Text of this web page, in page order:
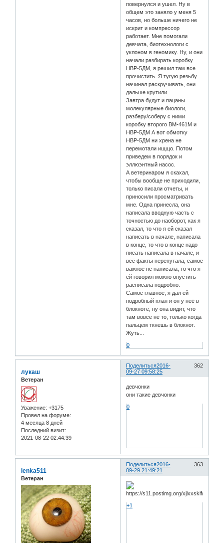
повернулся и ушел. Ну в
общем это заняло у меня 5
часов, но больше ничего не
искрит и компрессор
работает. Мне помогали
девчата, биотехнологи с
уклоном в геномику. Ну, и они
начали разбирать коробку
НВР-5ДМ, я решил там все
прочистить. Я тугую резьбу
начинал раскручивать, они
дальше крутили.
Завтра будут и пацаны
молекулярные биологи,
разберу/соберу с ними
коробку второго ВМ-461М и
НВР-5ДМ А вот обмотку
НВР-5ДМ ни хрена не
перемотали ищщо. Потом
приведем в порядок и
эллюэнтный насос.
А ветеринаром я скахал,
чтобы вообще не приходили,
только писали отчеты, и
приносили просматривать
мне. Одна принесла, она
написала вводную часть с
точностью до наоборот, как я
сказал, то что я ей сказал
написать в начале, написала
в конце, то что в конце надо
писать написала в начале, и
всё факты перепутала, самое
важное не написала, то что я
ей говорил можно опустить
расписала подробно.
Самое главное, я дал ей
подробный план и он у неё в
блокноте, ну она видит, что
там вовсе не то, только когда
пальцем ткнешь в блокнот.
Жуть...
0
Поделиться 362
2016-
09-27 09:58:25
лукаш
Ветеран
Уважение: +3175
Провел на форуме:
4 месяца 8 дней
Последний визит:
2021-08-22 02:44:39
девчонки
они такие девчонки
0
Поделиться 363
2016-
09-29 21:49:21
lenka511
Ветеран
+1